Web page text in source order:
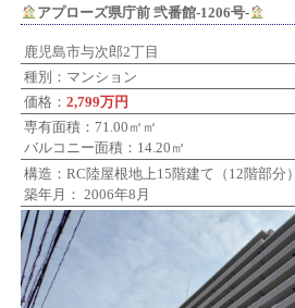
アプローズ県庁前 弐番館-1206号-
鹿児島市与次郎2丁目
種別：マンション
価格：2,799万円
専有面積：71.00㎡㎡
バルコニー面積：14.20㎡
構造：RC陸屋根地上15階建て（12階部分）
築年月： 2006年8月